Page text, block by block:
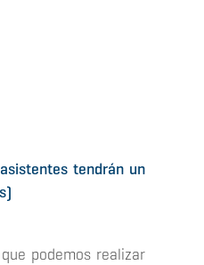
tendrán un
podemos realizar